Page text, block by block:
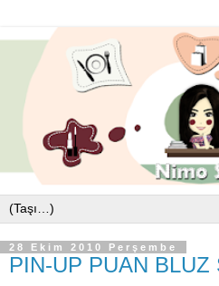
28 Ekim 2010 Perşembe
PIN-UP PUAN BLUZ